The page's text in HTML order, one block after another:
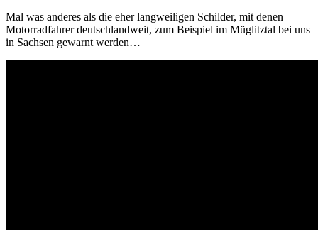
Mal was anderes als die eher langweiligen Schilder, mit denen
Motorradfahrer deutschlandweit, zum Beispiel im Müglitztal bei uns
in Sachsen gewarnt werden…